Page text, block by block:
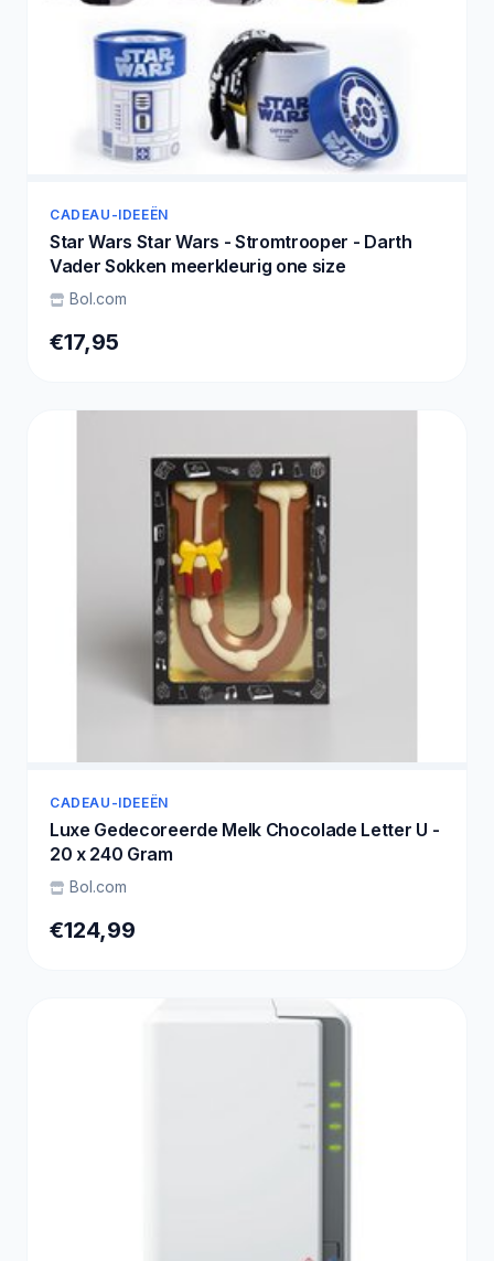
CADEAU-IDEEËN
Star Wars Star Wars - Stromtrooper - Darth
Vader Sokken meerkleurig one size
Bol.com
€17,95
CADEAU-IDEEËN
Luxe Gedecoreerde Melk Chocolade Letter U -
20 x 240 Gram
Bol.com
€124,99